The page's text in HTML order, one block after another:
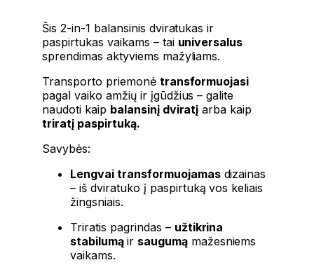
Šis 2-in-1 balansinis dviratukasir
paspirtukas vaikams – tai universalus
sprendimas aktyviems mažyliams.
Transporto priemonė transformuojasi
pagal vaiko amžių ir įgūdžius –galite
naudoti kaip balansinį dviratį arba kaip
triratį paspirtuką.
Savybės:
Lengvai transformuojamas dizainas
– iš dviratuko į paspirtukąvos keliais
žingsniais.
Triratis pagrindas – užtikrina
stabilumą ir saugumą mažesniems
vaikams.